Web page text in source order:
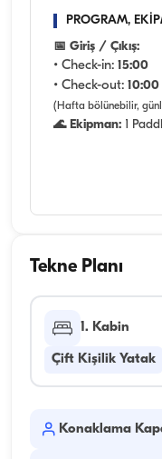
PROGRAM,
📅 Giriş / Çıkış:
• Check-in: 15:00
• Check-out: 10:00
(Hafta bölünebilir,
🌊 Ekipman: 1
Tekne Planı
1. Kabin
Çift Kişilik Yatak
Konaklama